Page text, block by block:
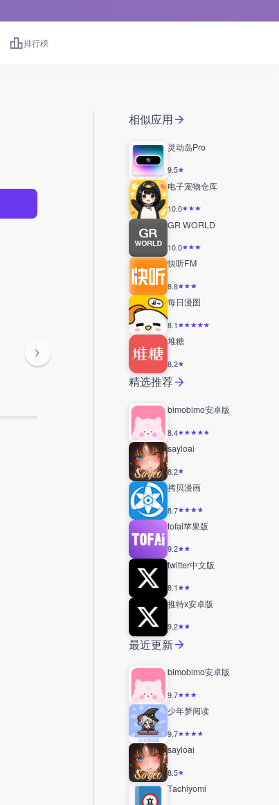
排行榜
相似应用
灵动岛Pro
9.5
电子宠物仓库
10.0
GR WORLD
10.0
快听FM
8.8
每日漫图
8.1
堆糖
8.2
精选推荐
bimobimo安卓版
8.4
sayloai
8.2
拷贝漫画
8.7
tofai苹果版
9.2
twitter中文版
8.1
推特x安卓版
9.2
最近更新
bimobimo安卓版
9.7
少年梦阅读
9.7
sayloai
8.5
Tachiyomi